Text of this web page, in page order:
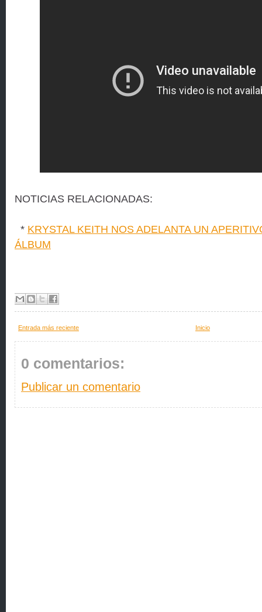
NOTICIAS RELACIONADAS:
* KRYSTAL KEITH NOS ADELANTA UN
ÁLBUM
Entrada más reciente Inicio
0 comentarios:
Publicar un comentario